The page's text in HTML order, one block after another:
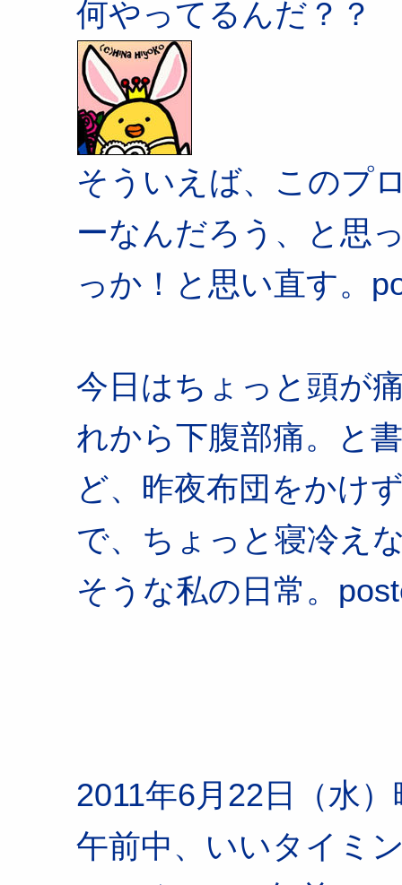
何やってるんだ？？
そういえば、このプ
ーなんだろう、と思
っか！と思い直す。
今日はちょっと頭が
れから下腹部痛。と
ど、昨夜布団をかけ
で、ちょっと寝冷え
そうな私の日常。
2011年6月22日（水
午前中、いいタイミ